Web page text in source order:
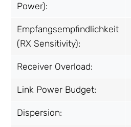
Power):
Empfangsempfindlichkeit
(RX Sensitivity):
Receiver Overload:
Link Power Budget:
Dispersion: